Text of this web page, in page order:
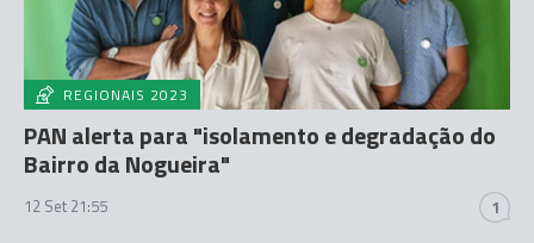
REGIONAIS 2023
PAN alerta para "isolamento e degradação do
Bairro da Nogueira"
12 Set 21:55 1